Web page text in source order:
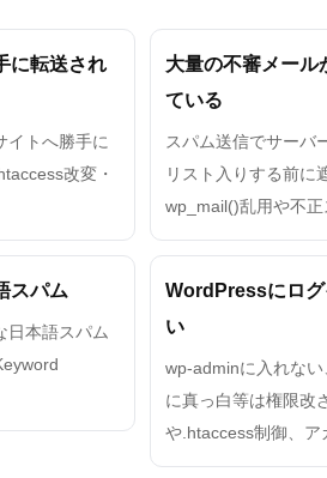
に転送され
イトへ勝手に
改変・
大量の不審メール
ている
スパム送信でサーバ
リスト入りする前に
wp_mail()乱用や不正
スパム
日本語スパム
WordPressにロ
い
wp-adminに入れな
に真っ白等は権限改
や.htaccess制御、ア